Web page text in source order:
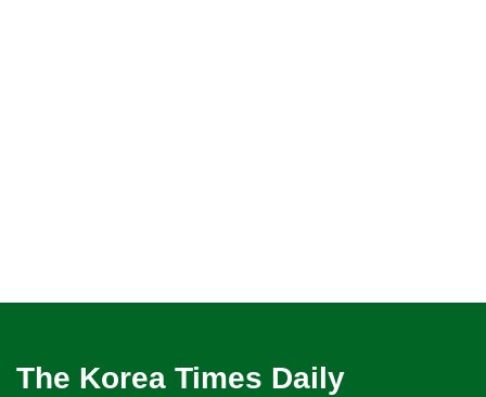
The Korea Times Daily